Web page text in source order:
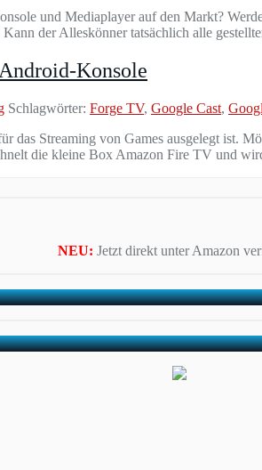
und Mediaplayer auf den Markt?
der Alleskönner tatsächlich alle
Konsole
Schlagwörter: Forge TV, Google Cast,
das Streaming von Games ausgelegt ist.
die kleine Box Amazon Fire TV und
NEU: Jetzt direkt unter Amazon